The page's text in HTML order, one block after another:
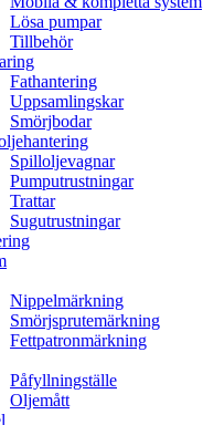
Lösa pumpar
Tillbehör
Fathantering
Uppsamlingskar
Smörjbodar
Spilloljevagnar
Pumputrustningar
Trattar
Sugutrustningar
Nippelmärkning
Smörjsprutemärkning
Fettpatronmärkning
Påfyllningställe
Oljemått